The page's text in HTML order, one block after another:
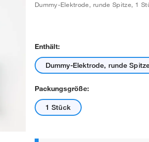
Dummy-Elektrode, runde Spitze, 1
Enthält:
Dummy-Elektrode, runde
Packungsgröße:
1 Stück